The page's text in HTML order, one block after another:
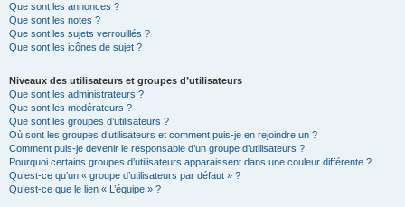
Que sont les annonces ?
Que sont les notes ?
Que sont les sujets verrouillés ?
Que sont les icônes de sujet ?
Niveaux des utilisateurs et groupes d’utilisateurs
Que sont les administrateurs ?
Que sont les modérateurs ?
Que sont les groupes d’utilisateurs ?
Où sont les groupes d’utilisateurs et comment puis-je en rejoindre un ?
Comment puis-je devenir le responsable d’un groupe d’utilisateurs ?
Pourquoi certains groupes d’utilisateurs apparaissent dans une couleur différente ?
Qu’est-ce qu’un « groupe d’utilisateurs par défaut » ?
Qu’est-ce que le lien « L’équipe » ?